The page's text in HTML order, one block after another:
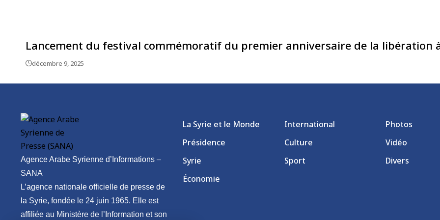
Lancement du festival commémoratif du premier anniversaire de la libération
décembre 9, 2025
Agence Arabe Syrienne d’Informations –
SANA
L’agence nationale officielle de presse de
la Syrie, fondée le 24 juin 1965. Elle est
affiliée au Ministère de l’Information et son
La Syrie et le Monde
Présidence
Syrie
Économie
International
Culture
Sport
Photos
Vidéo
Divers